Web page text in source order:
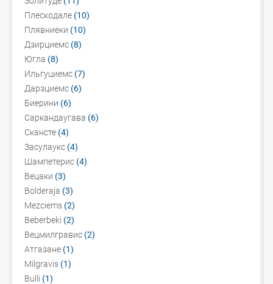
Плескодале (10)
Плявниеки (10)
Дзирциемс (8)
Югла (8)
Ильгуциемс (7)
Дарзциемс (6)
Биерини (6)
Саркандаугава (6)
Скансте (4)
Засулаукс (4)
Шампетерис (4)
Вецаки (3)
Bolderaja (3)
Mezciems (2)
Beberbeki (2)
Вецмилгравис (2)
Атгазане (1)
Milgravis (1)
Bulli (1)